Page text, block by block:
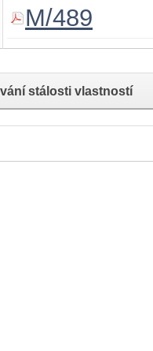
M/489
stálosti vlastností